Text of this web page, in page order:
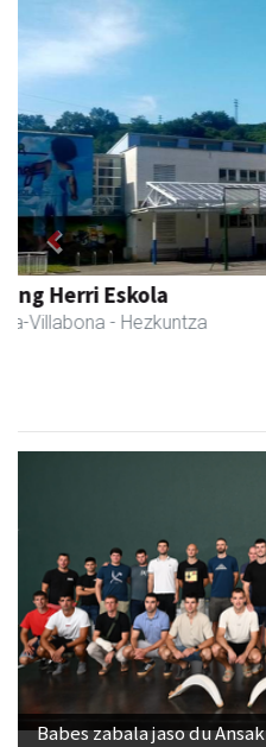
Fleming Herri Eskola
Amasa-Villabona - Hezkuntza
Previous
Babes zabala jaso du Ansak